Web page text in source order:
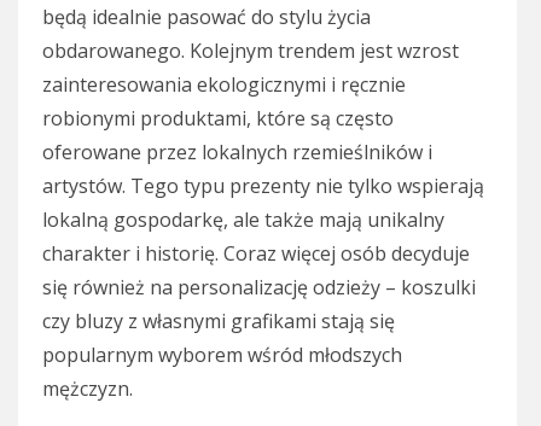
będą idealnie pasować do stylu życia
obdarowanego. Kolejnym trendem jest wzrost
zainteresowania ekologicznymi i ręcznie
robionymi produktami, które są często
oferowane przez lokalnych rzemieślników i
artystów. Tego typu prezenty nie tylko wspierają
lokalną gospodarkę, ale także mają unikalny
charakter i historię. Coraz więcej osób decyduje
się również na personalizację odzieży – koszulki
czy bluzy z własnymi grafikami stają się
popularnym wyborem wśród młodszych
mężczyzn.